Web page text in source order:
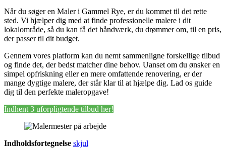
Når du søger en Maler i Gammel Rye, er du kommet til det rette
sted. Vi hjælper dig med at finde professionelle malere i dit
lokalområde, så du kan få det håndværk, du drømmer om, til en pris,
der passer til dit budget.
Gennem vores platform kan du nemt sammenligne forskellige tilbud
og finde det, der bedst matcher dine behov. Uanset om du ønsker en
simpel opfriskning eller en mere omfattende renovering, er der
mange dygtige malere, der står klar til at hjælpe dig. Lad os guide
dig til den perfekte maleropgave!
Indhent 3 uforpligtende tilbud her!
Indholdsfortegnelse skjul